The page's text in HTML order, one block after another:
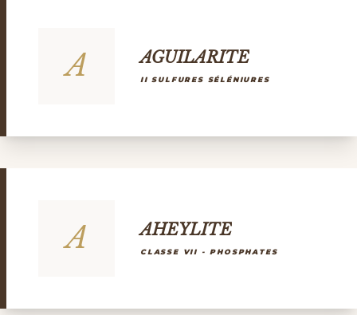
A AGUILARITE
II SULFURES SÉLÉNIURES
A AHEYLITE
CLASSE VII - PHOSPHATES